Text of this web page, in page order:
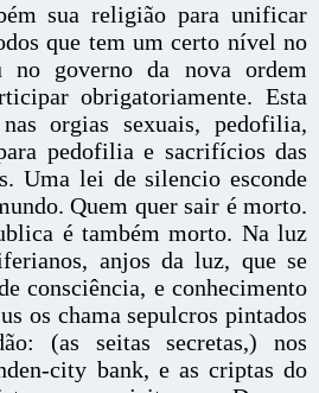
sua religião para unificar
que tem um certo nível no
no governo da nova ordem
obrigatoriamente. Esta
orgias sexuais, pedofilia,
pedofilia e sacrifícios das
Uma lei de silencio esconde
Quem quer sair é morto.
é também morto. Na luz
anjos da luz, que se
consciência, e conhecimento
os chama sepulcros pintados
(as seitas secretas,) nos
city bank, e as criptas do